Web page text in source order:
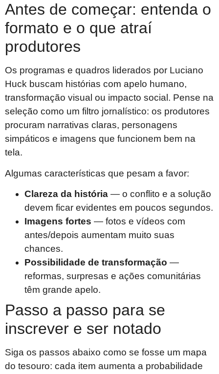
Antes de começar: entenda o
formato e o que atraí
produtores
Os programas e quadros liderados por Luciano
Huck buscam histórias com apelo humano,
transformação visual ou impacto social. Pense na
seleção como um filtro jornalístico: os produtores
procuram narrativas claras, personagens
simpáticos e imagens que funcionem bem na
tela.
Algumas características que pesam a favor:
Clareza da história — o conflito e a solução
devem ficar evidentes em poucos segundos.
Imagens fortes — fotos e vídeos com
antes/depois aumentam muito suas
chances.
Possibilidade de transformação —
reformas, surpresas e ações comunitárias
têm grande apelo.
Passo a passo para se
inscrever e ser notado
Siga os passos abaixo como se fosse um mapa
do tesouro: cada item aumenta a probabilidade